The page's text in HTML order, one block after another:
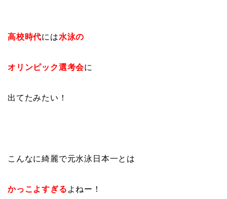
高校時代には水泳の
オリンピック選考会に
出てたみたい！
こんなに綺麗で元水泳日本一とは
かっこよすぎる よねー！